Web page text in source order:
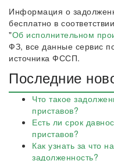
Информация о
бесплатно в
"Об исполнительном
ФЗ, все данные сервис
источника ФССП.
Последние
Что такое
приставов?
Есть ли срок
приставов?
Как узнать за что
задолженность?